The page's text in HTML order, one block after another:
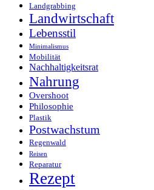
Landgrabbing
Landwirtschaft
Lebensstil
Minimalismus
Mobilität
Nachhaltigkeitsrat
Nahrung
Overshoot
Philosophie
Plastik
Postwachstum
Regenwald
Reisen
Reparatur
Rezept